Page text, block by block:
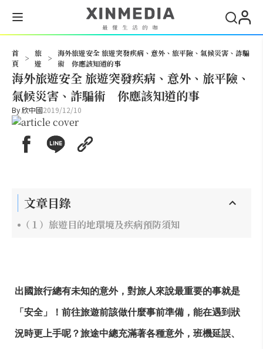
首
頁
>
旅
遊
>
海外旅遊安全 旅遊突發疾病、意外、旅平險、氣候災害、詐騙
術 你應該知道的事
海外旅遊安全 旅遊突發疾病、意外、旅平險、
氣候災害、詐騙術 你應該知道的事
By欣中國2019/12/10
文章目錄
（１）旅遊目的地環境及疾病預防須知
出國旅行總有未知的意外，對旅人來說最重要的事就是
「安全」！前往旅遊前該做什麼事前準備，能在遇到狀
況時更上手呢？旅途中總充滿著各種意外，班機延誤、